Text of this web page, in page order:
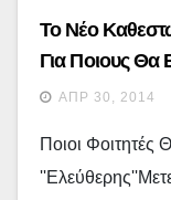
Το Νέο
Για Ποιους Θα
ΑΠΡ 30, 2014
Ποιοι Φοιτητές